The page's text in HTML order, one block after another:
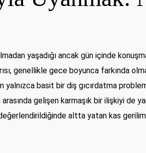
yaşadığı ancak gün içinde
genellikle gece boyunca farkında
yalnızca basit bir diş gıcırdatma
gelişen karmaşık bir ilişkiyi de
altta yatan kas